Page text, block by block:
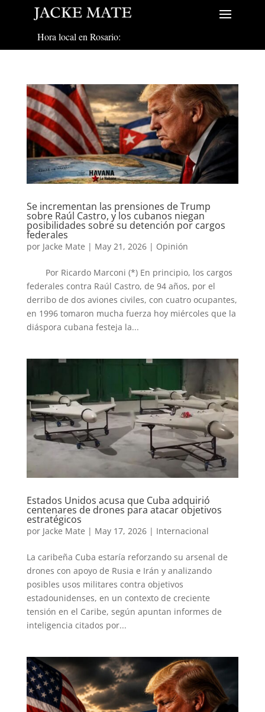
Hora local en Rosario:
Se incrementan las prensiones de Trump
sobre Raúl Castro, y los cubanos niegan
posibilidades sobre su detención por cargos
federales
por Jacke Mate | May 21, 2026| Opinión
Por Ricardo Marconi (*) En principio, los cargos
federales contra Raúl Castro, de 94 años, por el
derribo de dos aviones civiles, con cuatro ocupantes,
en 1996 tomaron mucha fuerza hoy miércoles que la
diáspora cubana festeja la...
Estados Unidos acusa que Cuba adquirió
centenares de drones para atacar objetivos
estratégicos
por Jacke Mate | May 17, 2026| Internacional
La caribeña Cuba estaría reforzando su arsenal de
drones con apoyo de Rusia e Irán y analizando
posibles usos militares contra objetivos
estadounidenses, en un contexto de creciente
tensión en el Caribe, según apuntan informes de
inteligencia citados por...